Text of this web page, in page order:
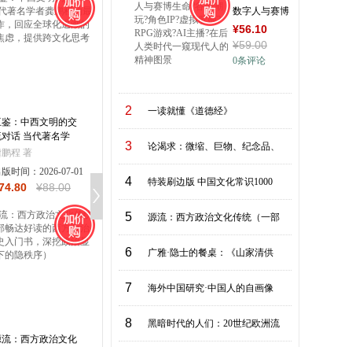
：中西文明的交
话 当代著名学
鹏程的最新力
，回应全球化退潮
时代焦虑，提供跨
思考
鹏程 著
时间： 2026-07-01
.80 ¥88.00
：西方政治文化
东热战，看西方如何
把入侵战争包装成正
义之战。理解了“故
【英】菲利普·史密
40 .00 ¥68.00
已经存在“蒸”功夫，
讲述肇庆裹蒸的前
张致政
中国册子本起源考
万马奔腾内蒙古
数字人与赛博
生命?谷子潮
玩?角
¥56.10
¥59.00
0条评论
2 一读就懂《道德经》
3 论渴求：微缩、巨物、纪念品、
4 特装刷边版 中国文化常识1000
5 源流：西方政治文化传统（一部
6 广雅·隐士的餐桌：《山家清供
7 海外中国研究·中国人的自画像
8 黑暗时代的人们：20世纪欧洲流